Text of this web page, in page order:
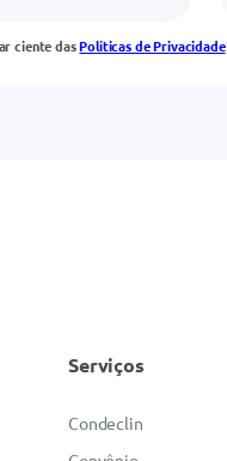
ciente dasPolíticas de Privacidade
Serviços
Condeclin